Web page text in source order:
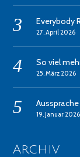
Everybody
27. April 2026
So viel
25. März 2026
19. Januar 2026
Archiv